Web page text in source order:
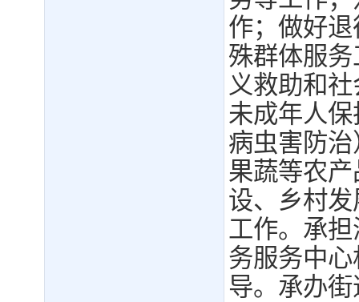
作；做好
殊群体服
义救助和
未成年人
病虫害防
果蔬等农
设、乡村
工作。承
务服务中
导。承办